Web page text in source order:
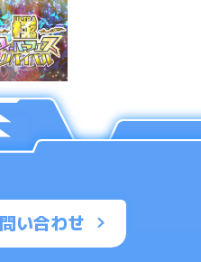
い合わせ